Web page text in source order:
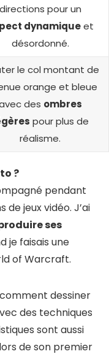
directions pour un
dynamiqueet
désordonné.
le col montant de
orange et bleue
des ombres
pour plus de
réalisme.
?
pendant
de jeux vidéo. J’ai
ses
je faisais une
of Warcraft.
dessiner
des techniques
sont aussi
de son premier